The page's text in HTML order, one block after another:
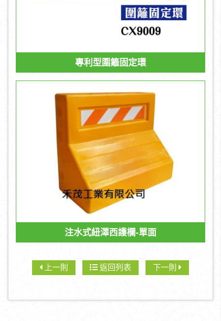
專利型圍籬固定環
注水式紐澤西護欄-單面
上一則 返回列表 下一則